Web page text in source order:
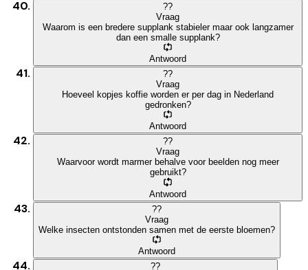
??
Vraag
Waarom is een bredere supplank stabieler maar ook langzamer
dan een smalle supplank?
Antwoord
??
Vraag
Hoeveel kopjes koffie worden er per dag in Nederland
gedronken?
Antwoord
??
Vraag
Waarvoor wordt marmer behalve voor beelden nog meer
gebruikt?
Antwoord
??
Vraag
Welke insecten ontstonden samen met de eerste bloemen?
Antwoord
??